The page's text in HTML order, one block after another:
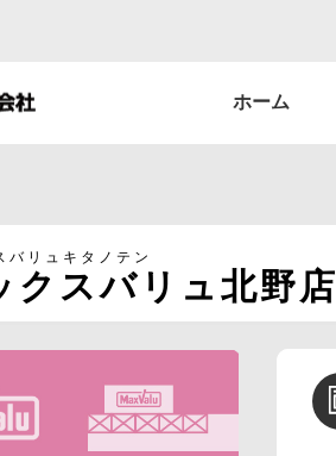
ホーム
バリュキタノテン
クスバリュ北野店